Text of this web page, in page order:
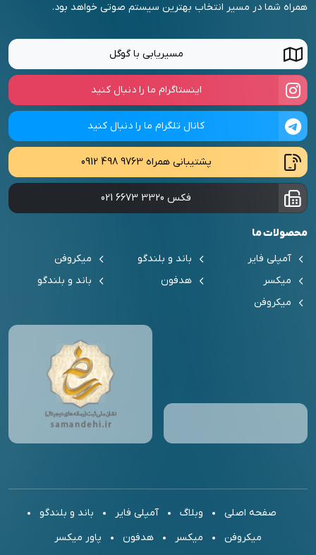
همراه شما در مسیر انتخاب بهترین سیستم صوتی خواهد بود.
مسیریابی با گوگل
اینستاگرام ما را دنبال کنید
کانال تلگرام ما را دنبال کنید
پشتیبانی همراه0912 498 9763
فکس 021 6673 3320
محصولات ما
آمپلی فایر
باند و بلندگو
میکروفن
میکسر
هدفون
باند و بلندگو
میکروفن
صفحه اصلی وبلاگ آمپلی فایر
باند و بلندگو
میکروفن
میکسر هدفون پاور میکسر